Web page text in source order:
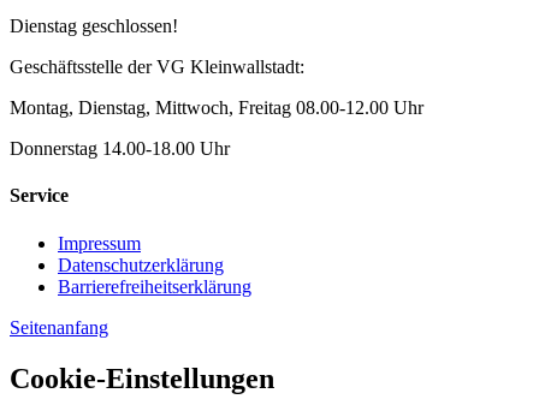
Dienstag geschlossen!
Geschäftsstelle der VG Kleinwallstadt:
Montag, Dienstag, Mittwoch, Freitag 08.00-12.00 Uhr
Donnerstag 14.00-18.00 Uhr
Service
Impressum
Datenschutzerklärung
Barrierefreiheitserklärung
Seitenanfang
Cookie-Einstellungen